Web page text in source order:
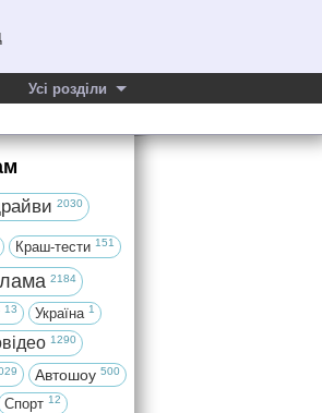
Усі розділи
2030
Краш-тести 151
2184
13 Україна 1
1290
Автошоу 500
Спорт 12